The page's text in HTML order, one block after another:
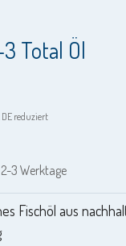
Total Öl
reduziert
3 Werktage
Fischöl aus